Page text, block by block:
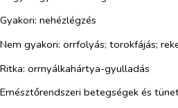
Gyakori: nehézlégzés
Nem gyakori: orrfolyás; torokfájás;
Ritka: orrnyálkahártya-gyulladás
Emésztőrendszeri betegségek és